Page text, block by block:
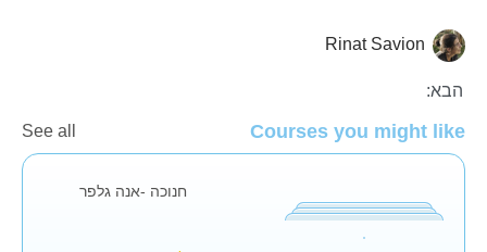
Rinat Savion
הבא:
Courses you might like
See all
חנוכה -אנה גלפר